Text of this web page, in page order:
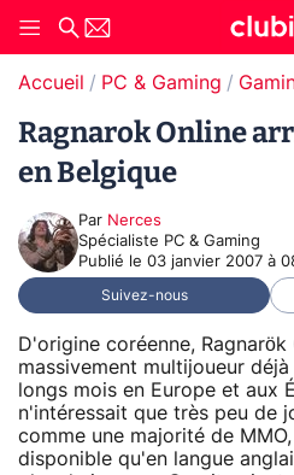
Accueil PC & Gaming
Ragnarok Online
en Belgique
Par Nerces
Spécialiste PC & Gaming
Publié le 03 janvier 2007 à
Suivez-nous
D'origine coréenne,
massivement multijoueur
longs mois en Europe et aux
n'intéressait que très peu de
comme une majorité de
disponible qu'en langue